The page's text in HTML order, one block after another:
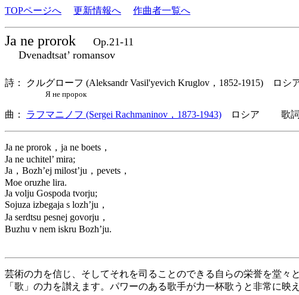
TOPページへ 更新情報へ 作曲者一覧へ
Ja ne prorok
Op.21-11
Dvenadtsat’ romansov
詩： クルグローフ (Aleksandr Vasil'yevich Kruglov，1852-1915) ロシ
Я не пророк
曲： ラフマニノフ (Sergei Rachmaninov，1873-1943) ロシア 歌詞
Ja ne prorok，ja ne boets，
Ja ne uchitel’ mira;
Ja，Bozh’ej milost’ju，pevets，
Moe oruzhe lira.
Ja volju Gospoda tvorju;
Sojuza izbegaja s lozh’ju，
Ja serdtsu pesnej govorju，
Buzhu v nem iskru Bozh’ju.
芸術の力を信じ、そしてそれを司ることのできる自らの栄誉を堂
「歌」の力を讃えます。パワーのある歌手が力一杯歌うと非常に映